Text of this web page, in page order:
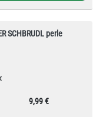
SCHBRUDL perle
9,99 €